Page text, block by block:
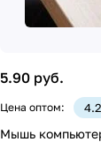
5.90 руб.
Цена оптом:
Мышь